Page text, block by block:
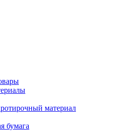
материал
бумага